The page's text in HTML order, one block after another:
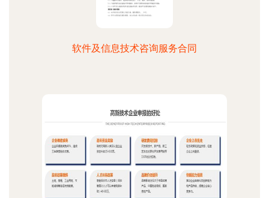
软件及信息技术咨询服务合同